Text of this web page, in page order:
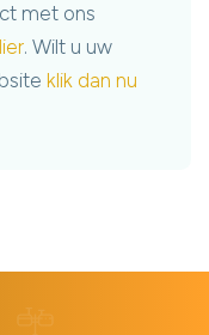
met ons
. Wilt u uw
klik dan nu